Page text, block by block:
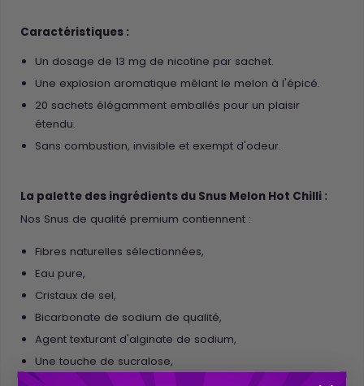
Caractéristiques :
Un dosage de 13 mg de nicotine par sachet.
Une explosion aromatique mêlant le melon à l'épicé.
20 sachets élégamment emballés pour un plaisir
étendu.
Sans combustion, invisible et exempt d'odeur.
La palette des ingrédients du Snus Melon Hot Chilli :
Nos Snus de qualité premium contiennent :
Fibres naturelles sélectionnées,
Eau pure,
Cristaux de sel,
Bicarbonate de sodium de qualité,
Agent texturant d'alginate de sodium,
Une touche de sucralose,